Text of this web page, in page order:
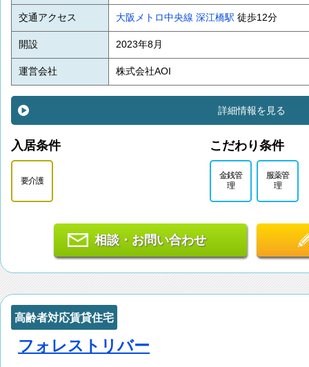
交通アクセス 大阪メトロ中央線 深江橋駅 徒歩12分
開設 2023年8月
運営会社 株式会社AOI
詳細情報を見る
入居条件
要介護
こだわり条件
金銭管
理
服薬管
理
相談・お問い合わせ
高齢者対応賃貸住宅
フォレストリバー